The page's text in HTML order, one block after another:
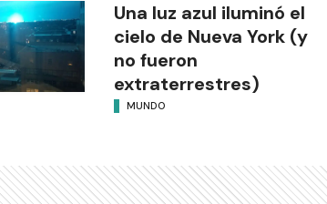
Una luz azul iluminó el
cielo de Nueva York (y
no fueron
extraterrestres)
MUNDO